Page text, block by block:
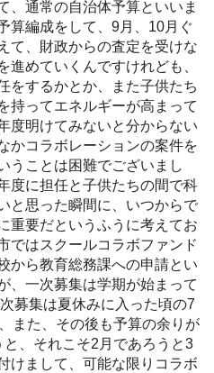
、通常の自治体予算といいま
算編成をして、9月、10月ぐ
て、財政からの査定を受けな
進めていくんですけれども、
をするかとか、また子供たち
持ってエネルギーが高まって
度明けてみないと分からない
かコラボレーションの案件を
うことは困難でございまし
度に担任と子供たちの間で科
と思った瞬間に、いつからで
重要だというふうに考えてお
ではスクールコラボファンド
から教育総務課への申請とい
、一次募集は学期が始まって
募集は夏休みに入った頃の7
また、その後も予算の余りが
、それこそ2月であろうと3
けまして、可能な限りコラボ